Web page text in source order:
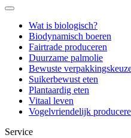
Wat is biologisch?
Biodynamisch boeren
Fairtrade produceren
Duurzame palmolie
Bewuste
Suikerbewust eten
Plantaardig eten
Vitaal leven
Vogelvriendelijk
Service